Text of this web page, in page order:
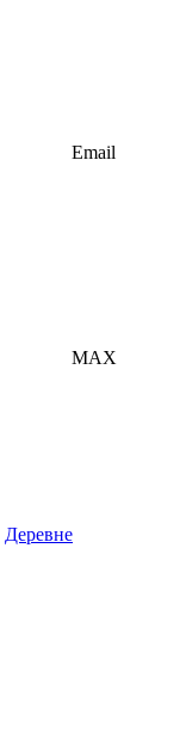
Email
MAX
Деревне